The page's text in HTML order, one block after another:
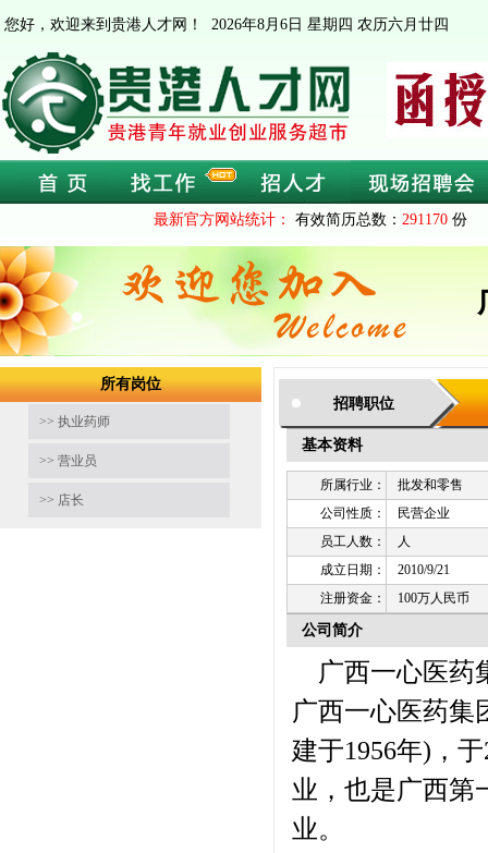
您好，欢迎来到贵港人才网！ 2026年8月6日 星期四 农历六月廿四
最新官方网站统计： 有效简历总数： 291170 份
所有岗位
>> 执业药师
>> 营业员
>> 店长
招聘职位
基本资料
所属行业：
批发和零售
公司性质：
民营企业
员工人数：
人
成立日期：
2010/9/21
注册资金：
100万人民币
公司简介
广西一心医药
广西一心医药集
建于1956年)，
业，也是广西第
业。